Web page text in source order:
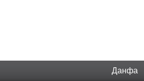
Данфа